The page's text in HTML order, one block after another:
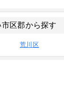
区郡から探す
荒川区